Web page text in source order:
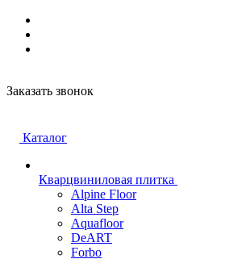
Заказать звонок
Каталог
Кварцвиниловая плитка
Alpine Floor
Alta Step
Aquafloor
DeART
Forbo